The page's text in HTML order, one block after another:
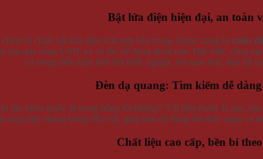
Bật lửa điện hiện đại, an toàn
là chiếc bật lửa điện tích hợp bên trong. Được trang bị cuộn
pin qua cổng USB, và có thể sử dụng thoải mái. Đặc biệt, công
cả trong điều kiện thời tiết khắc nghiệt. An toàn hơn, tiện lợi
Đèn dạ quang: Tìm kiếm dễ
tìm kiếm thuốc lá trong bóng tối không? Với hộp thuốc lá này,
sáng nhẹ nhàng trong đêm tối, giúp bạn dễ dàng tìm thấy ngay
Chất liệu cao cấp, bền bỉ